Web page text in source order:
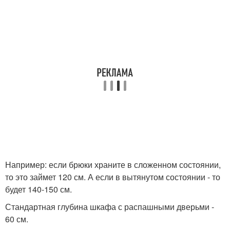
Например: если брюки храните в сложенном состоянии,
то это займет 120 см. А если в вытянутом состоянии - то
будет 140-150 см.
Стандартная глубина шкафа с распашными дверьми -
60 см.